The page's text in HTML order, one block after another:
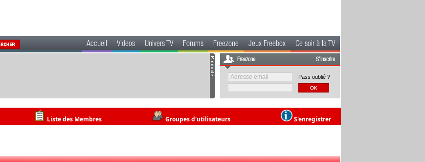
Accueil Videos Univers TV Forums Freezone Jeux Freebox Ce soir à la TV
Freezone S'inscrire
Pass oublié ?
Liste des Membres Groupes d'utilisateurs S'enregistrer